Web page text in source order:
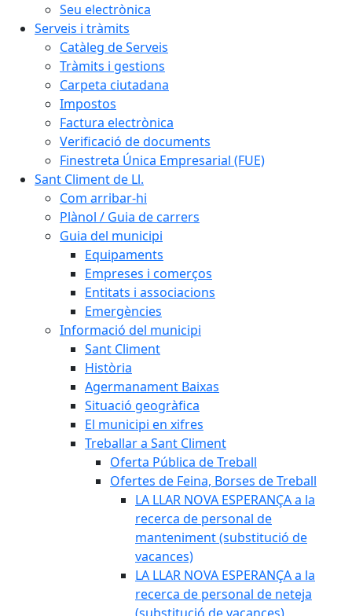
Seu electrònica
Serveis i tràmits
Catàleg de Serveis
Tràmits i gestions
Carpeta ciutadana
Impostos
Factura electrònica
Verificació de documents
Finestreta Única Empresarial (FUE)
Sant Climent de Ll.
Com arribar-hi
Plànol / Guia de carrers
Guia del municipi
Equipaments
Empreses i comerços
Entitats i associacions
Emergències
Informació del municipi
Sant Climent
Història
Agermanament Baixas
Situació geogràfica
El municipi en xifres
Treballar a Sant Climent
Oferta Pública de Treball
Ofertes de Feina, Borses de Treball
LA LLAR NOVA ESPERANÇA a la
recerca de personal de
manteniment (substitució de
vacances)
LA LLAR NOVA ESPERANÇA a la
recerca de personal de neteja